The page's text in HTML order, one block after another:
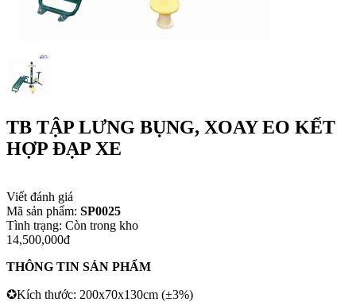
TB TẬP LƯNG BỤNG, XOAY EO KẾT
HỢP ĐẠP XE
Viết đánh giá
Mã sản phẩm: SP0025
Tình trạng: Còn trong kho
14,500,000đ
THÔNG TIN SẢN PHẨM
✪Kích thước: 200x70x130cm (±3%)